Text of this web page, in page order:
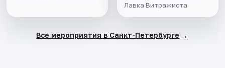
Лавка Витражиста
Все мероприятия в Санкт-Петербурге →